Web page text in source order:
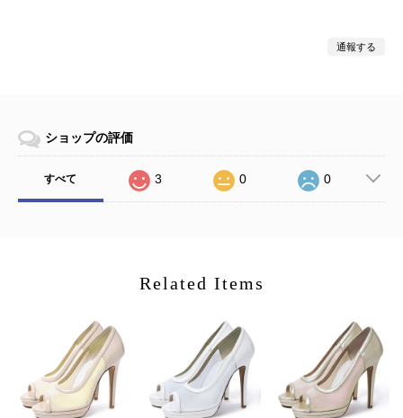
通報する
ショップの評価
すべて 3 0 0
Related Items